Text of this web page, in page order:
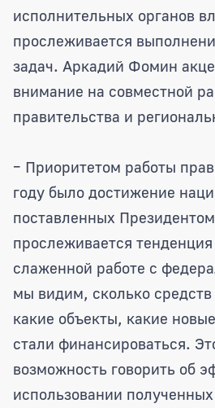
исполнительных органов
прослеживается
задач. Аркадий Фомин
внимание на совместной
правительства и
– Приоритетом работы
году было достижение
поставленных
прослеживается
слаженной работе с
мы видим, сколько
какие объекты, какие
стали финансироваться.
возможность говорить об
использовании